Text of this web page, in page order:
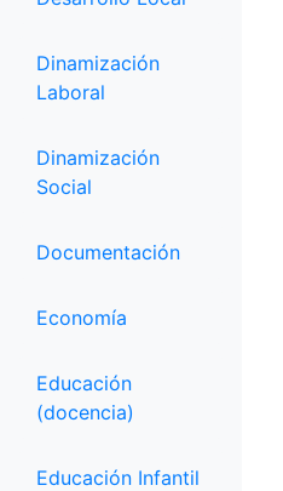
Dinamización
Laboral
Dinamización
Social
Documentación
Economía
Educación
(docencia)
Educación Infantil